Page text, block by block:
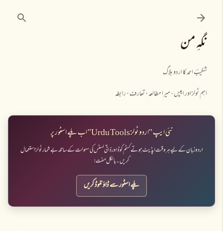
نگہِ من
شکیبؔ احمد کا اردو بلاگ
اہم ٹولز اور ایپس میرا مطالعہ تعارف رابطہ
نئی ایپ "اردو ٹولز Urdu Tools" اب پلے اسٹور پر
اردو زبان کے لیے ہر وقت اپڈیٹ ہوتے کسٹم کوڈ اور ذاتی لسٹس کی سہولت کے ساتھ بے شمار ٹولز استعمال
کریں۔ بالکل مفت!
پلے اسٹور سے ڈاؤنلوڈ کریں